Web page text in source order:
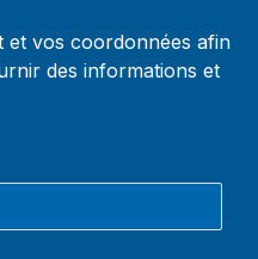
et vos coordonnées afin
des informations et